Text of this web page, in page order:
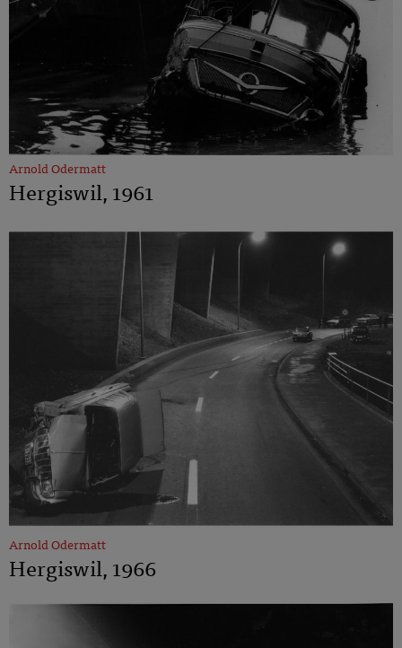
Arnold Odermatt
Hergiswil, 1961
Arnold Odermatt
Hergiswil, 1966